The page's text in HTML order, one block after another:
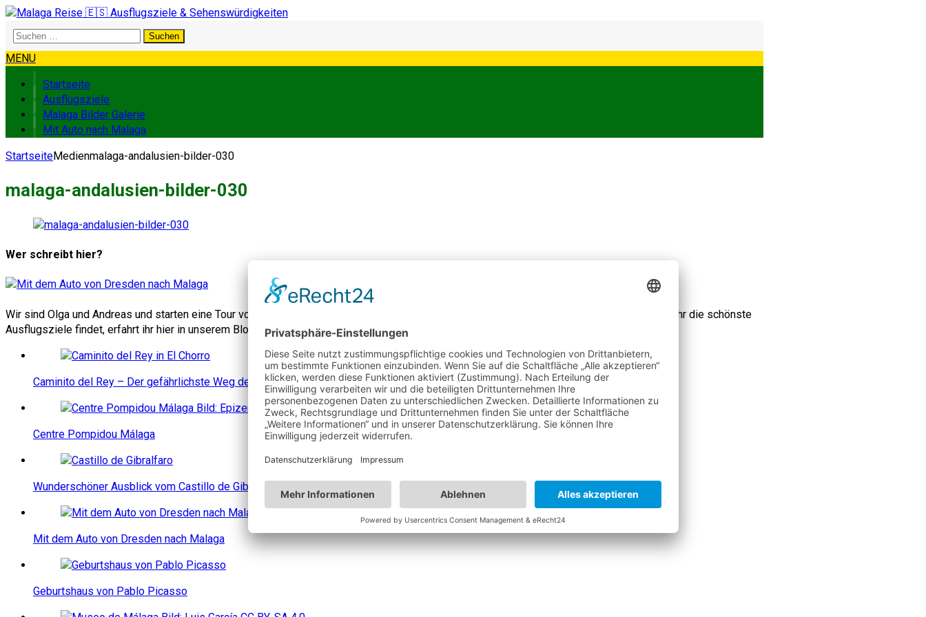
Suchen
nach:
MENU
Startseite
Ausflugsziele
Malaga Bilder Galerie
Mit Auto nach Malaga
StartseiteMedienmalaga-andalusien-bilder-030
malaga-andalusien-bilder-030
Wer schreibt hier?
Wir sind Olga und Andreas und starten eine Tour von Dresden nach Malaga mit dem Auto. Was wir auf unserer Tour so alles erleben und wo Ihr die schönste
Ausflugsziele findet, erfahrt ihr hier in unserem Blog.
Caminito del Rey – Der gefährlichste Weg der Welt?
Centre Pompidou Málaga
Wunderschöner Ausblick vom Castillo de Gibralfaro
Mit dem Auto von Dresden nach Malaga
Geburtshaus von Pablo Picasso